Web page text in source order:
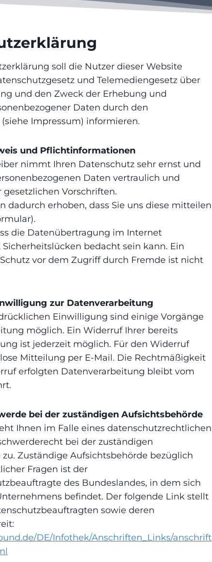
soll die Nutzer dieser Website
und Telemediengesetz über
und den Zweck der Erhebung und
Daten durch den
Impressum) informieren.
und Pflichtinformationen
nimmt Ihren Datenschutz sehr ernst und
Daten vertraulich und
Vorschriften.
dadurch erhoben, dass Sie uns diese mitteilen
die Datenübertragung im Internet
bedacht sein kann. Ein
vor dem Zugriff durch Fremde ist nicht
zur Datenverarbeitung
Einwilligung sind einige Vorgänge
möglich. Ein Widerruf Ihrer bereits
ist jederzeit möglich. Für den Widerruf
Mitteilung per E-Mail. Die Rechtmäßigkeit
erfolgten Datenverarbeitung bleibt vom
bei der zuständigen Aufsichtsbehörde
Ihnen im Falle eines datenschutzrechtlichen
bei der zuständigen
Zuständige Aufsichtsbehörde bezüglich
Fragen ist der
des Bundeslandes, in dem sich
befindet. Der folgende Link stellt
sowie deren
DE/Infothek/Anschriften_Links/anschrift